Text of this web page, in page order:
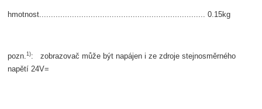
hmotnost....................................................................... 0.15kg
pozn.1): zobrazovač může být napájen i ze zdroje stejnosměrného
napětí 24V=